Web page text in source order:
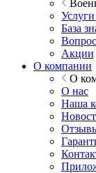
База
Акции
О компании
О
О нас
Наша